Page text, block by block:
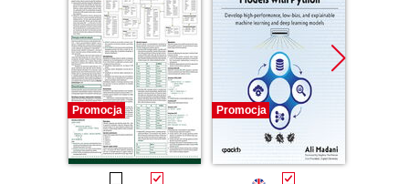
Promocja Promocja